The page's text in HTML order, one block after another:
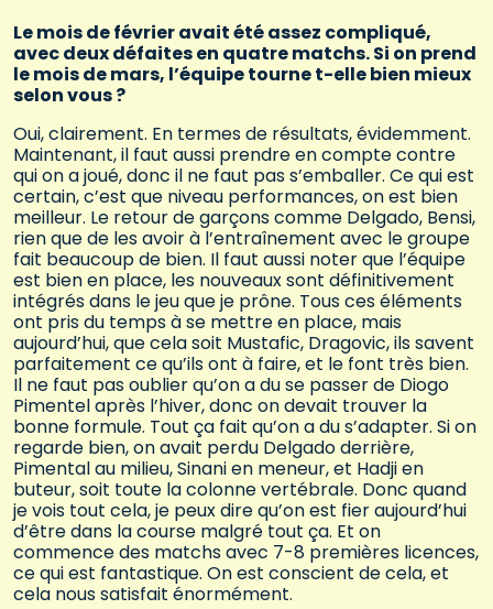
Le mois de février avait été assez compliqué,
avec deux défaites en quatre matchs. Si on prend
le mois de mars, l’équipe tourne t-elle bien mieux
selon vous ?
Oui, clairement. En termes de résultats, évidemment.
Maintenant, il faut aussi prendre en compte contre
qui on a joué, donc il ne faut pas s’emballer. Ce qui est
certain, c’est que niveau performances, on est bien
meilleur. Le retour de garçons comme Delgado, Bensi,
rien que de les avoir à l’entraînement avec le groupe
fait beaucoup de bien. Il faut aussi noter que l’équipe
est bien en place, les nouveaux sont définitivement
intégrés dans le jeu que je prône. Tous ces éléments
ont pris du temps à se mettre en place, mais
aujourd’hui, que cela soit Mustafic, Dragovic, ils savent
parfaitement ce qu’ils ont à faire, et le font très bien.
Il ne faut pas oublier qu’on a du se passer de Diogo
Pimentel après l’hiver, donc on devait trouver la
bonne formule. Tout ça fait qu’on a du s’adapter. Si on
regarde bien, on avait perdu Delgado derrière,
Pimental au milieu, Sinani en meneur, et Hadji en
buteur, soit toute la colonne vertébrale. Donc quand
je vois tout cela, je peux dire qu’on est fier aujourd’hui
d’être dans la course malgré tout ça. Et on
commence des matchs avec 7-8 premières licences,
ce qui est fantastique. On est conscient de cela, et
cela nous satisfait énormément.